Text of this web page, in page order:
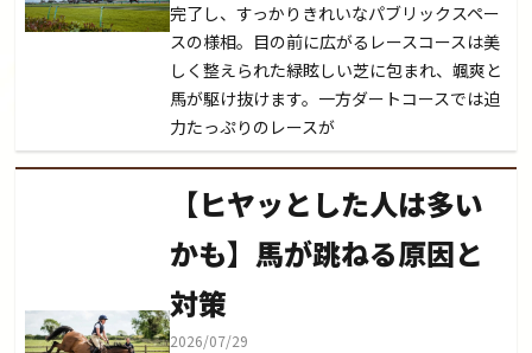
完了し、すっかりきれいなパブリックスペー
スの様相。目の前に広がるレースコースは美
しく整えられた緑眩しい芝に包まれ、颯爽と
馬が駆け抜けます。一方ダートコースでは迫
力たっぷりのレースが
【ヒヤッとした人は多い
かも】馬が跳ねる原因と
対策
2026/07/29